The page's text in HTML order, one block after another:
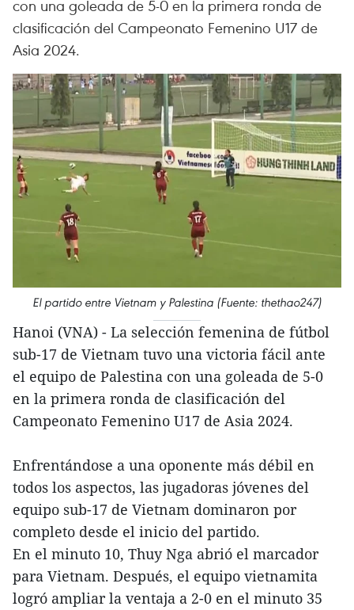
con una goleada de 5-0 en la primera ronda de
clasificación del Campeonato Femenino U17 de
Asia 2024.
El partido entre Vietnam y Palestina (Fuente: thethao247)
Hanoi (VNA) - La selección femenina de fútbol
sub-17 de Vietnam tuvo una victoria fácil ante
el equipo de Palestina con una goleada de 5-0
en la primera ronda de clasificación del
Campeonato Femenino U17 de Asia 2024.
Enfrentándose a una oponente más débil en
todos los aspectos, las jugadoras jóvenes del
equipo sub-17 de Vietnam dominaron por
completo desde el inicio del partido.
En el minuto 10, Thuy Nga abrió el marcador
para Vietnam. Después, el equipo vietnamita
logró ampliar la ventaja a 2-0 en el minuto 35